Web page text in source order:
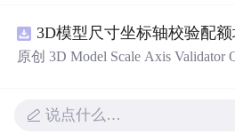
分析其控制性能，结果表明该方法
度与系统稳定性，具有较强的抗干
力。; 适合人群：具备自动控制理论基础、车辆工程背景或
使用场景及目标：①应用于铰接式
车、工程车辆）的自动驾驶路径
原创 3D Model Scale Axis Validator
度、时间目标和人工复核成本比
说点什么…